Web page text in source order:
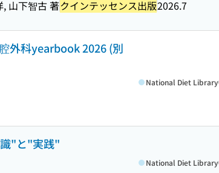
山下智古 著クインテッセンス出版2026.7
外科yearbook 2026 (別
National Diet Library
"と"実践"
National Diet Library